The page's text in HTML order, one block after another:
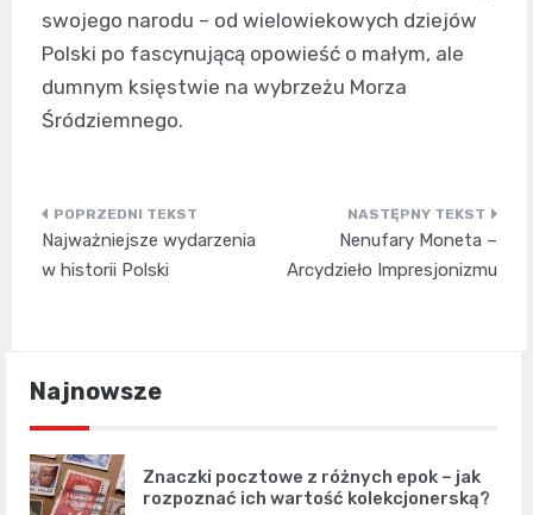
swojego narodu – od wielowiekowych dziejów
Polski po fascynującą opowieść o małym, ale
dumnym księstwie na wybrzeżu Morza
Śródziemnego.
Nawigacja
wpisu
Najważniejsze wydarzenia
w historii Polski
Nenufary Moneta –
Arcydzieło Impresjonizmu
Najnowsze
Znaczki pocztowe z różnych epok – jak
rozpoznać ich wartość kolekcjonerską?